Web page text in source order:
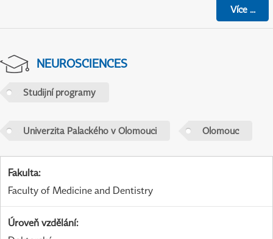
Více...
NEUROSCIENCES
Studijní programy
Univerzita Palackého v Olomouci Olomouc
Fakulta:
Faculty of Medicine and Dentistry
Úroveň vzdělání: